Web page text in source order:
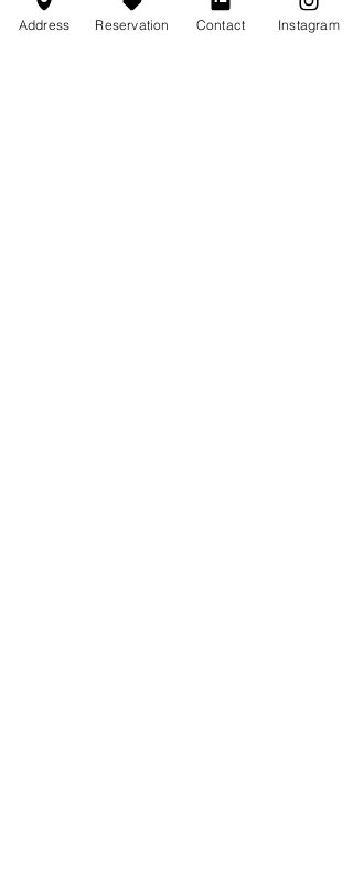
Email
Address Reservation Contact Instagram